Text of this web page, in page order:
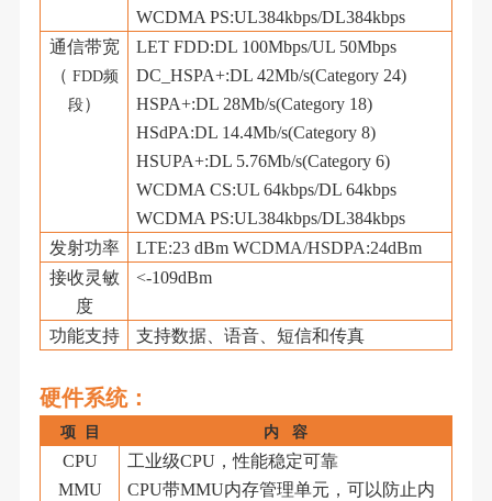
WCDMA PS:UL384kbps/DL384kbps
通信带宽
（ FDD频
段）
LET FDD:DL 100Mbps/UL 50Mbps
DC_HSPA+:DL 42Mb/s(Category 24)
HSPA+:DL 28Mb/s(Category 18)
HSdPA:DL 14.4Mb/s(Category 8)
HSUPA+:DL 5.76Mb/s(Category 6)
WCDMA CS:UL 64kbps/DL 64kbps
WCDMA PS:UL384kbps/DL384kbps
发射功率
LTE:23 dBm WCDMA/HSDPA:24dBm
接收灵敏
度
<-109dBm
功能支持 支持数据、语音、短信和传真
硬件系统：
项 目 内 容
CPU 工业级CPU，性能稳定可靠
MMU
CPU带MMU内存管理单元，可以防止内